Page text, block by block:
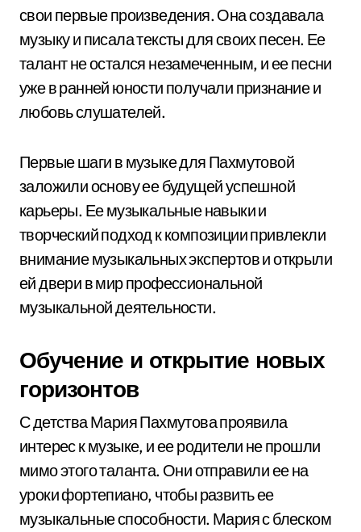
свои первые произведения. Она создавала
музыку и писала тексты для своих песен. Ее
талант не остался незамеченным, и ее песни
уже в ранней юности получали признание и
любовь слушателей.
Первые шаги в музыке для Пахмутовой
заложили основу ее будущей успешной
карьеры. Ее музыкальные навыки и
творческий подход к композиции привлекли
внимание музыкальных экспертов и открыли
ей двери в мир профессиональной
музыкальной деятельности.
Обучение и открытие новых
горизонтов
С детства Мария Пахмутова проявила
интерес к музыке, и ее родители не прошли
мимо этого таланта. Они отправили ее на
уроки фортепиано, чтобы развить ее
музыкальные способности. Мария с блеском